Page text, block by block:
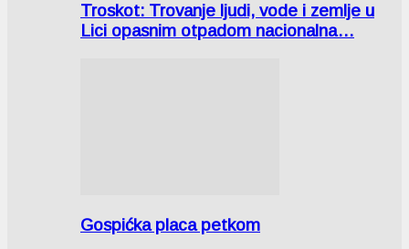
Troskot: Trovanje ljudi, vode i zemlje u
Lici opasnim otpadom nacionalna…
Gospićka placa petkom